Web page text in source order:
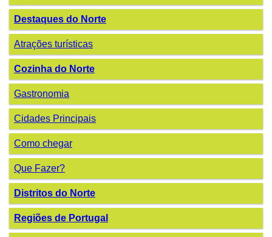
Destaques do Norte
Atrações turísticas
Cozinha do Norte
Gastronomia
Cidades Principais
Como chegar
Que Fazer?
Distritos do Norte
Regiões de Portugal